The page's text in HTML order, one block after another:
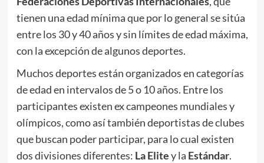
tienen una edad mínima que por lo general se sitúa
entre los 30 y 40 años y sin límites de edad máxima,
con la excepción de algunos deportes.
Muchos deportes están organizados en categorías
de edad en intervalos de 5 o 10 años. Entre los
participantes existen ex campeones mundiales y
olímpicos, como así también deportistas de clubes
que buscan poder participar, para lo cual existen
dos divisiones diferentes: La Elitey la Estándar.